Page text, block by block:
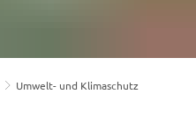
Umwelt- und Klimaschutz